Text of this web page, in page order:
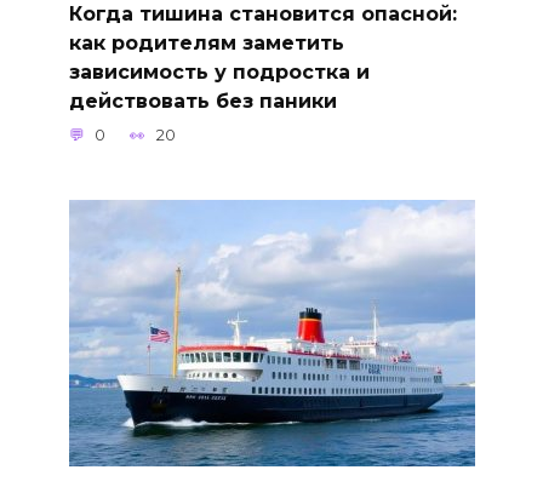
Когда тишина становится опасной:
как родителям заметить
зависимость у подростка и
действовать без паники
0 20